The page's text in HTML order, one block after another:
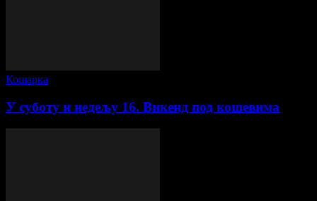
Кошарка
У суботу и недељу 16. Викенд под кошевима